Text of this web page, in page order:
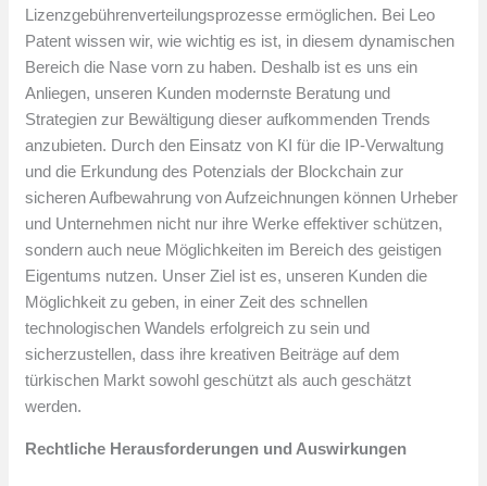
Lizenzgebührenverteilungsprozesse ermöglichen. Bei Leo
Patent wissen wir, wie wichtig es ist, in diesem dynamischen
Bereich die Nase vorn zu haben. Deshalb ist es uns ein
Anliegen, unseren Kunden modernste Beratung und
Strategien zur Bewältigung dieser aufkommenden Trends
anzubieten. Durch den Einsatz von KI für die IP-Verwaltung
und die Erkundung des Potenzials der Blockchain zur
sicheren Aufbewahrung von Aufzeichnungen können Urheber
und Unternehmen nicht nur ihre Werke effektiver schützen,
sondern auch neue Möglichkeiten im Bereich des geistigen
Eigentums nutzen. Unser Ziel ist es, unseren Kunden die
Möglichkeit zu geben, in einer Zeit des schnellen
technologischen Wandels erfolgreich zu sein und
sicherzustellen, dass ihre kreativen Beiträge auf dem
türkischen Markt sowohl geschützt als auch geschätzt
werden.
Rechtliche Herausforderungen und Auswirkungen